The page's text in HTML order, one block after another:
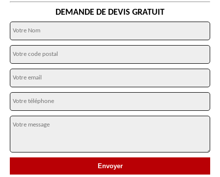
DEMANDE DE DEVIS GRATUIT